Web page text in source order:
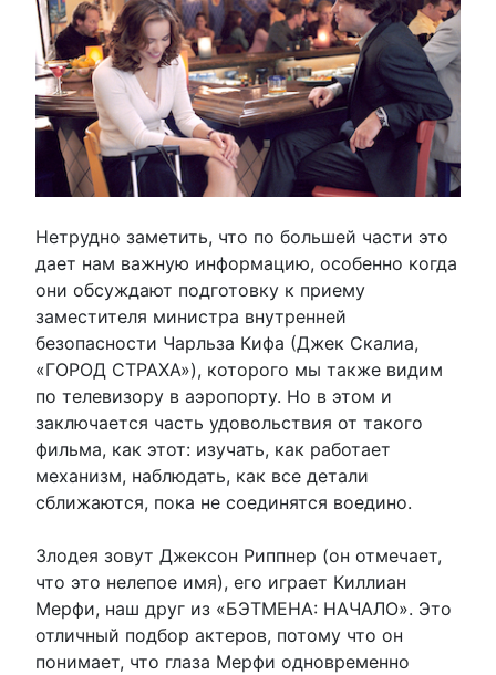
Нетрудно заметить, что по большей части это
дает нам важную информацию, особенно когда
они обсуждают подготовку к приему
заместителя министра внутренней
безопасности Чарльза Кифа (Джек Скалиа,
«ГОРОД СТРАХА»), которого мы также видим
по телевизору в аэропорту. Но в этом и
заключается часть удовольствия от такого
фильма, как этот: изучать, как работает
механизм, наблюдать, как все детали
сближаются, пока не соединятся воедино.
Злодея зовут Джексон Риппнер (он отмечает,
что это нелепое имя), его играет Киллиан
Мерфи, наш друг из «БЭТМЕНА: НАЧАЛО». Это
отличный подбор актеров, потому что он
понимает, что глаза Мерфи одновременно